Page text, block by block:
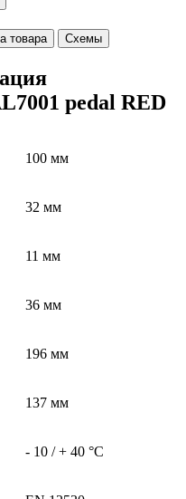
товара Схемы
pedal RED
100 мм
32 мм
11 мм
36 мм
196 мм
137 мм
- 10 / + 40 °C